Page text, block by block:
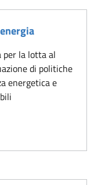
per la lotta al
di politiche
energetica e